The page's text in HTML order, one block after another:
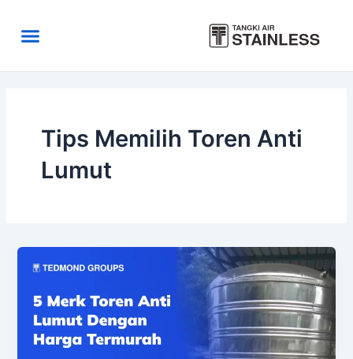
contentMenu
Tips Memilih Toren Anti
Lumut